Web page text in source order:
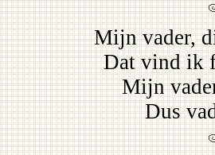
Mijn vader,
Dat vind ik
Mijn
Dus